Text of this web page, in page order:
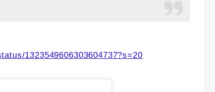
1323549606303604737?s=20